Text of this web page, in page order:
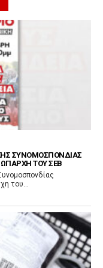
ΣΥΝΟΜΟΣΠΟΝΔΊΑΣ
ΤΟΥ ΣΕΒ
του...